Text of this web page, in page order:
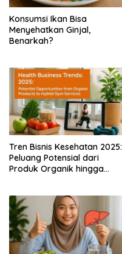
Konsumsi Ikan Bisa
Menyehatkan Ginjal,
Benarkah?
Tren Bisnis Kesehatan 2025:
Peluang Potensial dari
Produk Organik hingga